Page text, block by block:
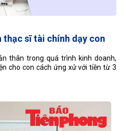
thạc sĩ tài chính dạy con
thân trong quá trình kinh doanh,
cho con cách ứng xử với tiền từ 3